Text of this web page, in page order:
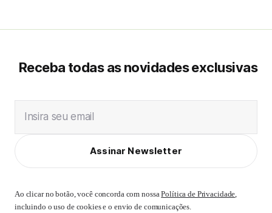
Receba todas as novidades exclusivas
Insira seu email
Assinar Newsletter
Ao clicar no botão, você concorda com nossaPolítica de Privacidade,
incluindo o uso de cookies e o envio de comunicações.